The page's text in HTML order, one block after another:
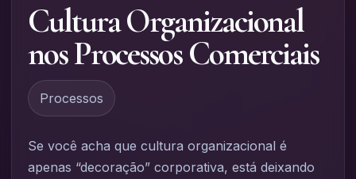
Cultura Organizacional
nos Processos Comerciais
Processos
Se você acha que cultura organizacional é
apenas “decoração” corporativa, está deixando